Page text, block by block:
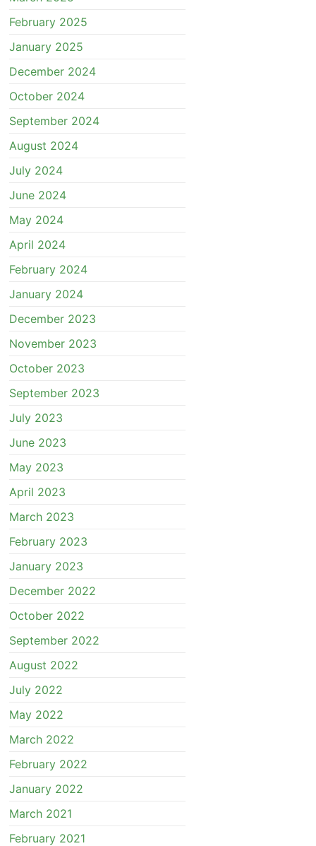
February 2025
January 2025
December 2024
October 2024
September 2024
August 2024
July 2024
June 2024
May 2024
April 2024
February 2024
January 2024
December 2023
November 2023
October 2023
September 2023
July 2023
June 2023
May 2023
April 2023
March 2023
February 2023
January 2023
December 2022
October 2022
September 2022
August 2022
July 2022
May 2022
March 2022
February 2022
January 2022
March 2021
February 2021